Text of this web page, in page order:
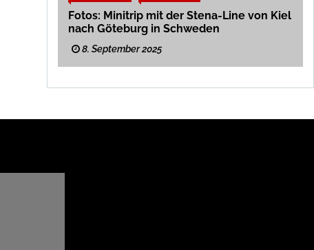
Fotos: Minitrip mit der Stena-Line von Kiel
nach Göteburg in Schweden
8. September 2025